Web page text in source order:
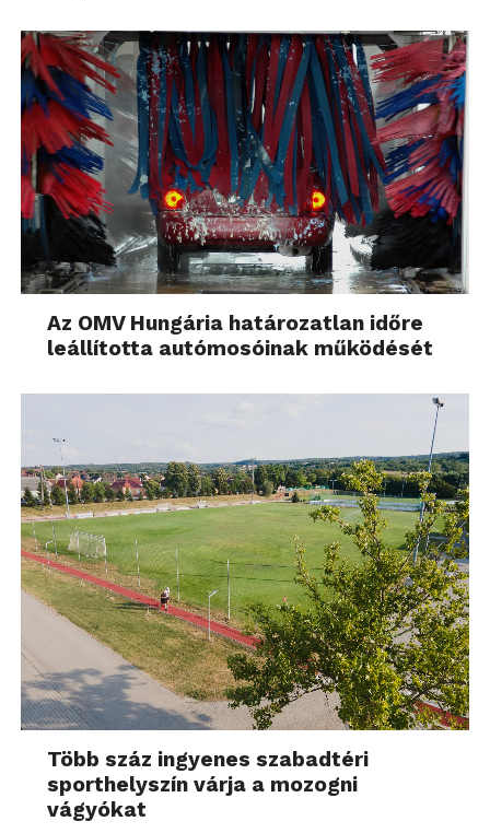
Az OMV Hungária határozatlan időre
leállította autómosóinak működését
Több száz ingyenes szabadtéri
sporthelyszín várja a mozogni
vágyókat